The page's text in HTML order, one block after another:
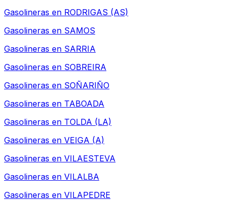
Gasolineras en RODRIGAS (AS)
Gasolineras en SAMOS
Gasolineras en SARRIA
Gasolineras en SOBREIRA
Gasolineras en SOÑARIÑO
Gasolineras en TABOADA
Gasolineras en TOLDA (LA)
Gasolineras en VEIGA (A)
Gasolineras en VILAESTEVA
Gasolineras en VILALBA
Gasolineras en VILAPEDRE